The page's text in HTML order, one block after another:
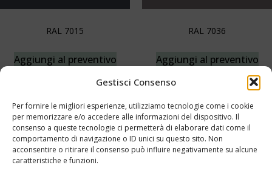
Gestisci Consenso
Per fornire le migliori esperienze, utilizziamo tecnologie come i cookie
per memorizzare e/o accedere alle informazioni del dispositivo. Il
consenso a queste tecnologie ci permetterà di elaborare dati come il
comportamento di navigazione o ID unici su questo sito. Non
acconsentire o ritirare il consenso può influire negativamente su alcune
caratteristiche e funzioni.
RAL 7015
Aggiungi al preventivo
RAL 7036
Aggiungi al preventivo